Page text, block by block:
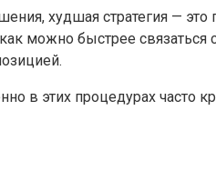
худшая стратегия —
можно быстрее
в этих процедурах